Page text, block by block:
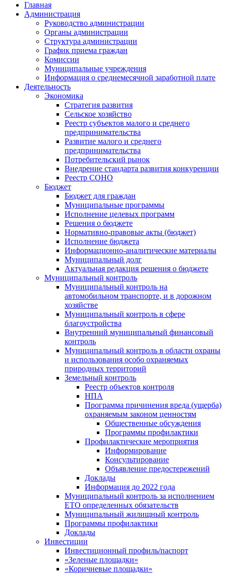
Главная
Администрация
Руководство администрации
Органы администрации
Структура администрации
График приема граждан
Комиссии
Муниципальные учреждения
Информация о среднемесячной заработной плате
Деятельность
Экономика
Стратегия развития
Сельское хозяйство
Реестр субъектов малого и среднего
предпринимательства
Развитие малого и среднего
предпринимательства
Потребительский рынок
Внедрение стандарта развития конкуренции
Реестр СОНО
Бюджет
Бюджет для граждан
Муниципальные программы
Исполнение целевых программ
Решения о бюджете
Нормативно-правовые акты (бюджет)
Исполнение бюджета
Информационно-аналитические материалы
Муниципальный долг
Актуальная редакция решения о бюджете
Муниципальный контроль
Муниципальный контроль на
автомобильном транспорте, и в дорожном
хозяйстве
Муниципальный контроль в сфере
благоустройства
Внутренний муниципальный финансовый
контроль
Муниципальный контроль в области охраны
и использования особо охраняемых
природных территорий
Земельный контроль
Реестр объектов контроля
НПА
Программа причинения вреда (ущерба)
охраняемым законом ценностям
Общественные обсуждения
Программы профилактики
Профилактические мероприятия
Информирование
Консультирование
Объявление предостережений
Доклады
Информация до 2022 года
Муниципальный контроль за исполнением
ЕТО определенных обязательств
Муниципальный жилищный контроль
Программы профилактики
Доклады
Инвестиции
Инвестиционный профиль/паспорт
«Зеленые площадки»
«Коричневые площадки»